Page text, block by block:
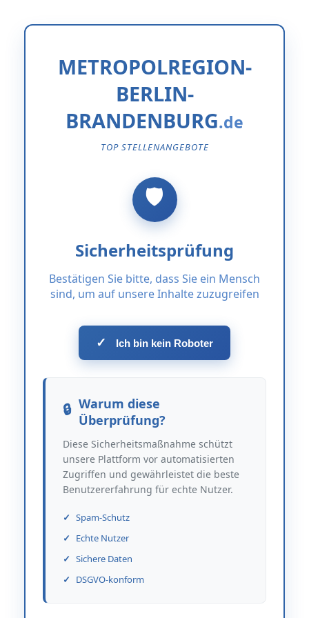
METROPOLREGION-
BERLIN-
BRANDENBURG
TOP STELLENANGEBOTE
Sicherheitsprüfung
Bestätigen Sie bitte, dass Sie ein Mensch
sind, um auf unsere Inhalte zuzugreifen
✓ Ich bin kein Roboter
Warum diese
Überprüfung?
Diese Sicherheitsmaßnahme schützt
unsere Plattform vor automatisierten
Zugriffen und gewährleistet die beste
Benutzererfahrung für echte Nutzer.
Spam-Schutz
Echte Nutzer
Sichere Daten
DSGVO-konform